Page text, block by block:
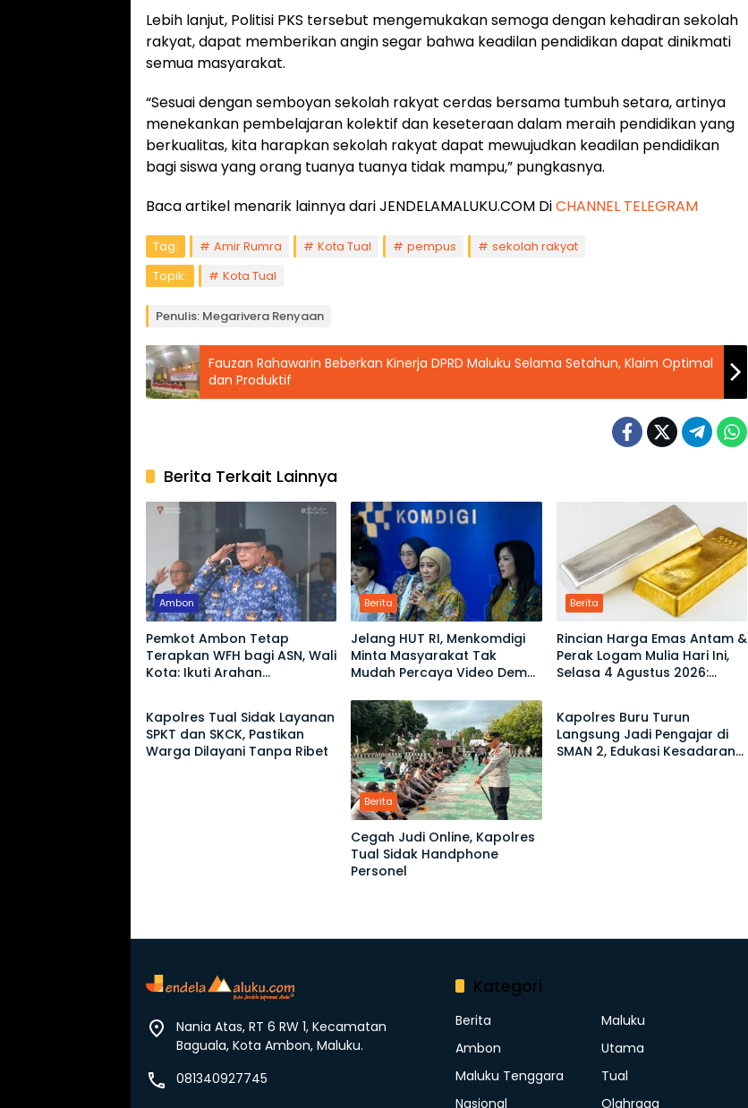
Lebih lanjut, Politisi PKS tersebut mengemukakan semoga dengan kehadiran sekolah
rakyat, dapat memberikan angin segar bahwa keadilan pendidikan dapat dinikmati
semua masyarakat.
“Sesuai dengan semboyan sekolah rakyat cerdas bersama tumbuh setara, artinya
menekankan pembelajaran kolektif dan keseteraan dalam meraih pendidikan yang
berkualitas, kita harapkan sekolah rakyat dapat mewujudkan keadilan pendidikan
bagi siswa yang orang tuanya tuanya tidak mampu,” pungkasnya.
Baca artikel menarik lainnya dari JENDELAMALUKU.COM DiCHANNEL TELEGRAM
Tag: Amir Rumra Kota Tual pempus
sekolah rakyat
Topik:
Kota Tual
Penulis: Megarivera Renyaan
Fauzan Rahawarin Beberkan Kinerja DPRD Maluku Selama Setahun, Klaim Optimal
dan Produktif
Berita Terkait Lainnya
Ambon
Pemkot Ambon Tetap
Terapkan WFH bagi ASN, Wali
Kota: Ikuti Arahan
Berita
Jelang HUT RI, Menkomdigi
Minta Masyarakat Tak
Mudah Percaya Video Demo
Berita
Rincian Harga Emas Antam &
Perak Logam Mulia Hari Ini,
Selasa 4 Agustus 2026:
Berita
Kapolres Tual Sidak Layanan
SPKT dan SKCK, Pastikan
Warga Dilayani Tanpa Ribet
Berita
Cegah Judi Online, Kapolres
Tual Sidak Handphone
Personel
Berita
Kapolres Buru Turun
Langsung Jadi Pengajar di
SMAN 2, Edukasi Kesadaran
Nania Atas, RT 6 RW 1, Kecamatan
Baguala, Kota Ambon, Maluku.
081340927745
Kategori
Berita
Maluku
Ambon
Utama
Maluku Tenggara
Tual
Nasional
Olahraga